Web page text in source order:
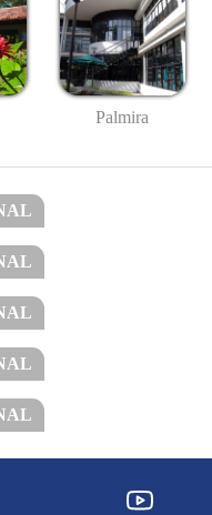
Palmira